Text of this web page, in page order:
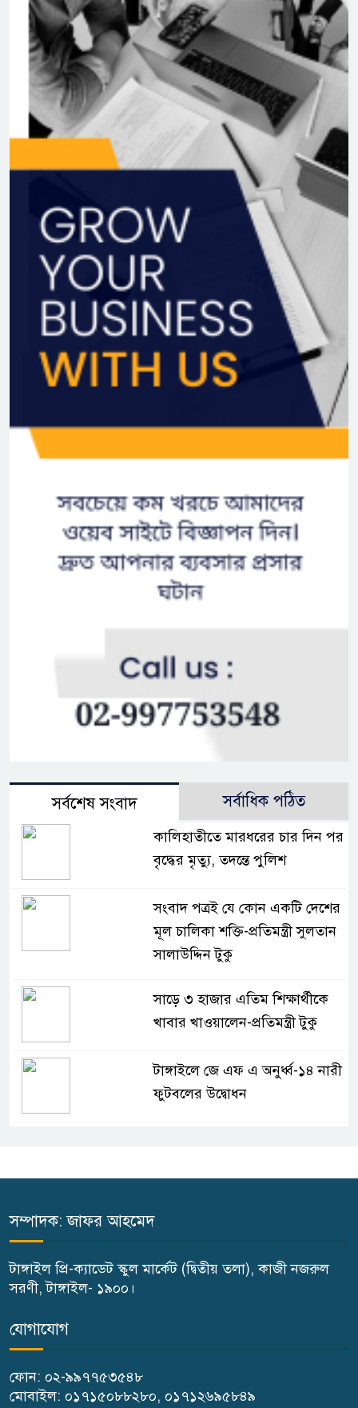
সর্বশেষ সংবাদ সর্বাধিক পঠিত
কালিহাতীতে মারধরের চার দিন পর
বৃদ্ধের মৃত্যু, তদন্তে পুলিশ
সংবাদ পত্রই যে কোন একটি দেশের
মূল চালিকা শক্তি-প্রতিমন্ত্রী সুলতান
সালাউদ্দিন টুকু
সাড়ে ৩ হাজার এতিম শিক্ষার্থীকে
খাবার খাওয়ালেন-প্রতিমন্ত্রী টুকু
টাঙ্গাইলে জে এফ এ অনুর্ধ্ব-১৪ নারী
ফুটবলের উদ্বোধন
টাঙ্গাইলে নিহত বাস মালিকদের
কালিহাতীতে পৃথক মোটরসাইকেল
সম্পাদক: জাফর আহমেদ
টাঙ্গাইল প্রি-ক্যাডেট স্কুল মার্কেট (দ্বিতীয় তলা), কাজী নজরুল
সরণী, টাঙ্গাইল- ১৯০০।
যোগাযোগ
ফোন: ০২-৯৯৭৭৫৩৫৪৮
মোবাইল: ০১৭১৫০৮৮২৮০, ০১৭১২৬৯৫৮৪৯